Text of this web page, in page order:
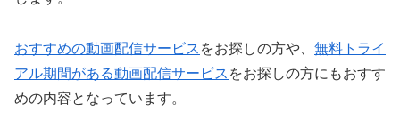
おすすめの動画配信サービス をお探しの方や、 無料トライ
アル期間がある動画配信サービス をお探しの方にもおすす
めの内容となっています。